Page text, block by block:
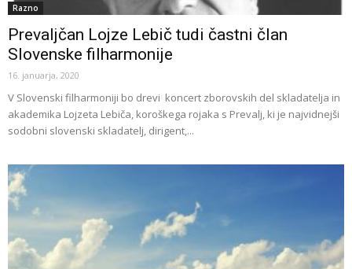
Razno
Prevaljčan Lojze Lebič tudi častni član
Slovenske filharmonije
16. januarja, 2020
V Slovenski filharmoniji bo drevi koncert zborovskih del skladatelja in
akademika Lojzeta Lebiča, koroškega rojaka s Prevalj, ki je najvidnejši
sodobni slovenski skladatelj, dirigent,...